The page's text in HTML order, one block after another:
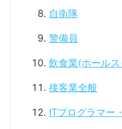
自衛隊
警備員
飲食業(ホール
接客業全般
ITプログラマー